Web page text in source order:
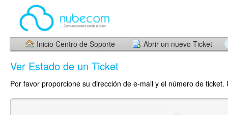
Inicio Centro de Soporte Abrir un nuevo Ticket
Ver Estado de un Ticket
Por favor proporcione su dirección de e-mail y el número de